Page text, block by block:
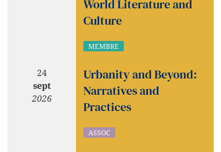
World Literature and
Culture
MEMBRE
24
sept
2026
Urbanity and Beyond:
Narratives and
Practices
ASSOC